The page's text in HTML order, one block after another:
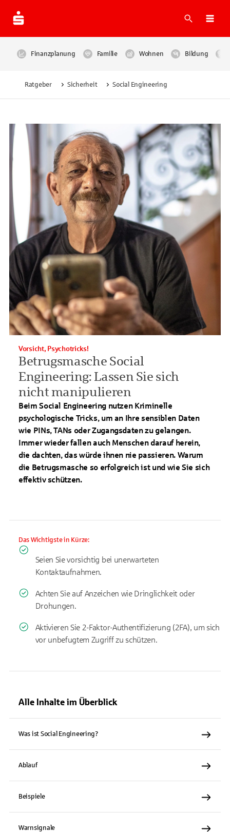
Suche
Finanzplanung Familie Wohnen Bildung
Ratgeber Sicherheit Social Engineering
Betrugsmasche Social
Engineering: Lassen Sie sich
nicht manipulieren
Vorsicht, Psychotricks!
Beim Social Engineering nutzen Kriminelle
psychologische Tricks, um an Ihre sensiblen Daten
wie PINs, TANs oder Zugangsdaten zu gelangen.
Immer wieder fallen auch Menschen darauf herein,
die dachten, das würde ihnen nie passieren. Warum
die Betrugsmasche so erfolgreich ist und wie Sie sich
effektiv schützen.
Das Wichtigste in Kürze:
Seien Sie vorsichtig bei unerwarteten
Kontaktaufnahmen.
Achten Sie auf Anzeichen wie Dringlichkeit oder
Drohungen.
Aktivieren Sie 2-Faktor-Authentifizierung (2FA), um sich
vor unbefugtem Zugriff zu schützen.
Alle Inhalte im Überblick
Was ist Social Engineering?
Ablauf
Beispiele
Warnsignale